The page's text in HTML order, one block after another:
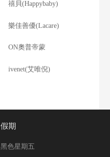
禧貝(Happybaby)
樂佳善優(Lacare)
ON奧普帝蒙
ivenet(艾唯倪)
假期
黑色星期五